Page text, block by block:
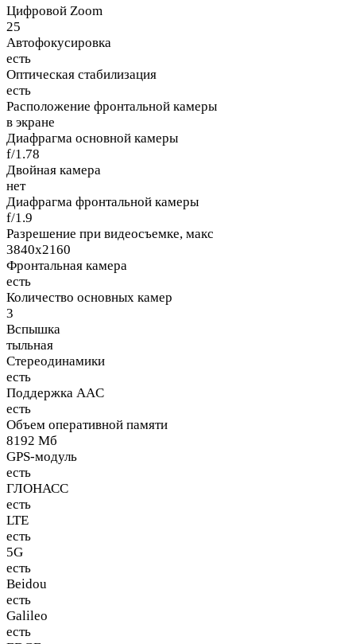
Цифровой Zoom
25
Автофокусировка
есть
Оптическая стабилизация
есть
Расположение фронтальной камеры
в экране
Диафрагма основной камеры
f/1.78
Двойная камера
нет
Диафрагма фронтальной камеры
f/1.9
Разрешение при видеосъемке, макс
3840x2160
Фронтальная камера
есть
Количество основных камер
3
Вспышка
тыльная
Стереодинамики
есть
Поддержка AAC
есть
Объем оперативной памяти
8192 Мб
GPS-модуль
есть
ГЛОНАСС
есть
LTE
есть
5G
есть
Beidou
есть
Galileo
есть